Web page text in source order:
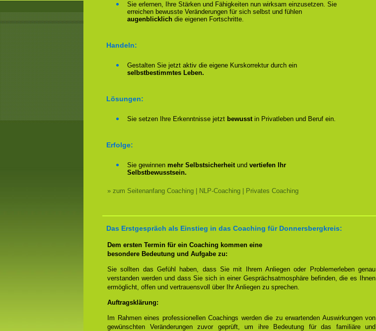
Sie erlernen, Ihre Stärken und Fähigkeiten nun wirksam einzusetzen. Sie
erreichen bewusste Veränderungen für sich selbst und fühlen
augenblicklich die eigenen Fortschritte.
Handeln:
Gestalten Sie jetzt aktiv die eigene Kurskorrektur durch ein
selbstbestimmtes Leben.
Lösungen:
Sie setzen Ihre Erkenntnisse jetzt bewusstin Privatleben und Beruf ein.
Erfolge:
Sie gewinnen mehr Selbstsicherheitund vertiefen Ihr
Selbstbewusstsein.
» zum Seitenanfang Coaching | NLP-Coaching | Privates Coaching
Das Erstgespräch als Einstieg in das Coaching für Donnersbergkreis:
Dem ersten Termin für ein Coaching kommen eine
besondere Bedeutung und Aufgabe zu:
Sie sollten das Gefühl haben, dass Sie mit Ihrem Anliegen oder Problemerleben genau
verstanden werden und dass Sie sich in einer Gesprächsatmosphäre befinden, die es Ihnen
ermöglicht, offen und vertrauensvoll über Ihr Anliegen zu sprechen.
Auftragsklärung:
Im Rahmen eines professionellen Coachings werden die zu erwartenden Auswirkungen von
gewünschten Veränderungen zuvor geprüft, um ihre Bedeutung für das familiäre und